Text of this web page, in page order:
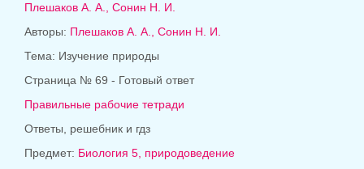
Плешаков А. А., Сонин Н. И.
Авторы: Плешаков А. А., Сонин Н. И.
Тема: Изучение природы
Страница № 69 - Готовый ответ
Правильные рабочие тетради
Ответы, решебник и гдз
Предмет: Биология 5, природоведение